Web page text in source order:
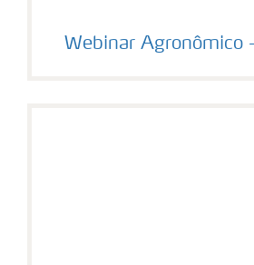
Webinar Agronômico